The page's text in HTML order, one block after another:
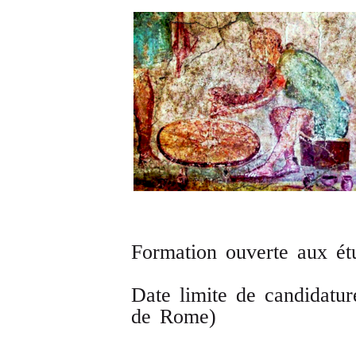
Formation ouverte aux
Date limite de
de Rome)